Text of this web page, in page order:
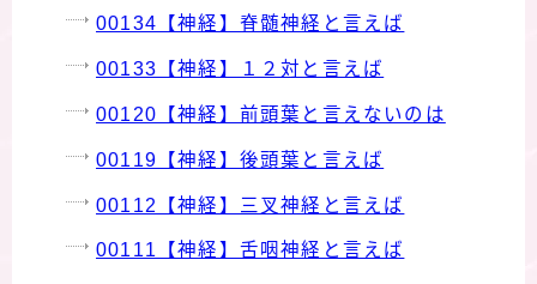
00134【神経】脊髄神経と言えば
00133【神経】１２対と言えば
00120【神経】前頭葉と言えないのは
00119【神経】後頭葉と言えば
00112【神経】三叉神経と言えば
00111【神経】舌咽神経と言えば